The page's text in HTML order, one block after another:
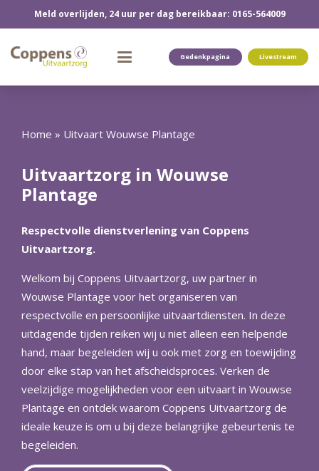
Meld overlijden, 24 uur per dag bereikbaar: 0165-564009
Gedenkpagina Livestream
Home » Uitvaart Wouwse Plantage
Uitvaartzorg in Wouwse
Plantage
Respectvolle dienstverlening van Coppens
Uitvaartzorg.
Welkom bij Coppens Uitvaartzorg, uw partner in
Wouwse Plantage voor het organiseren van
respectvolle en persoonlijke uitvaartdiensten. In deze
uitdagende tijden reiken wij u niet alleen een helpende
hand, maar begeleiden wij u ook met zorg en toewijding
door elke stap van het afscheidsproces. Verken de
veelzijdige mogelijkheden voor een uitvaart in Wouwse
Plantage en ontdek waarom Coppens Uitvaartzorg de
ideale keuze is om u bij deze belangrijke gebeurtenis te
begeleiden.